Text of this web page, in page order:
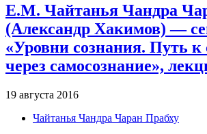
Е.М. Чайтанья Чандра
(Александр Хакимов) —
«Уровни сознания. Путь к
через самосознание»,
19 августа 2016
Чайтанья Чандра Чаран Прабху